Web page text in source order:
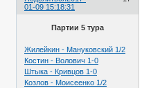
01-09 15:18:31
Партии 5 тура
Жилейкин - Мануковский 1/2
Костин - Волович 1-0
Штыка - Кривцов 1-0
Козлов - Моисеенко 1/2